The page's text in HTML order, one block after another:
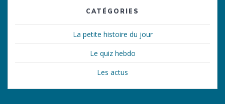
CATÉGORIES
La petite histoire du jour
Le quiz hebdo
Les actus